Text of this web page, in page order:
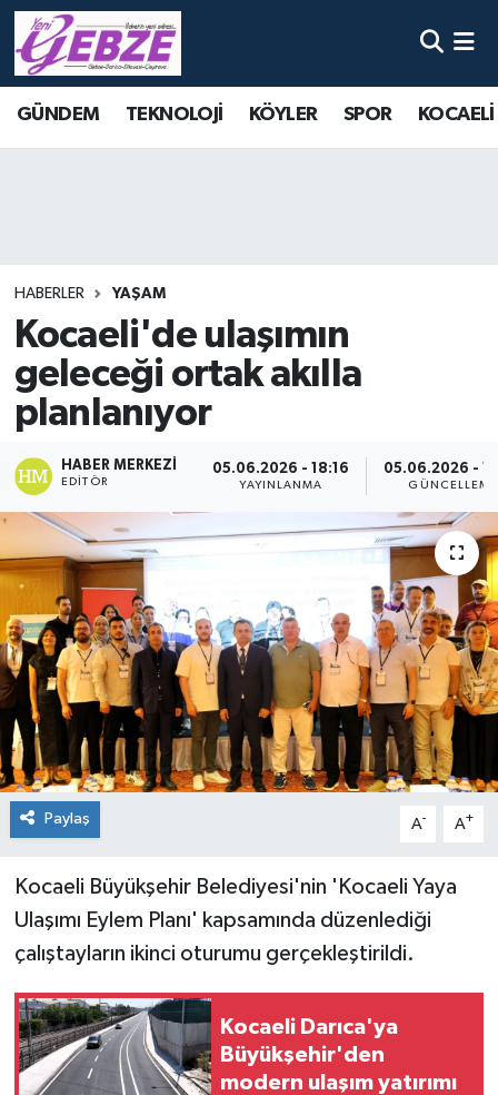
GÜNDEM TEKNOLOJİ KÖYLER SPOR
HABERLER YAŞAM
Kocaeli'de ulaşımın
geleceği ortak akılla
planlanıyor
HABER MERKEZI
EDITÖR
05.06.2026 - 18:16
YAYINLANMA
05.06.2026 -
GÜNCELLEME
Paylaş A- A+
Kocaeli Büyükşehir Belediyesi'nin 'Kocaeli Yaya
Ulaşımı Eylem Planı' kapsamında düzenlediği
çalıştayların ikinci oturumu gerçekleştirildi.
Kocaeli Darıca'ya
Büyükşehir'den
modern ulaşım yatırımı
Nöbetçi Eczaneler
Tüm Manşetler
Son Dakika Haberleri
Haber Arşivi